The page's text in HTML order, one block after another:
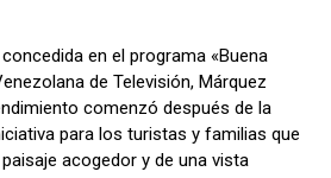
en el programa «Buena
de Televisión, Márquez
comenzó después de la
para los turistas y familias que
acogedor y de una vista